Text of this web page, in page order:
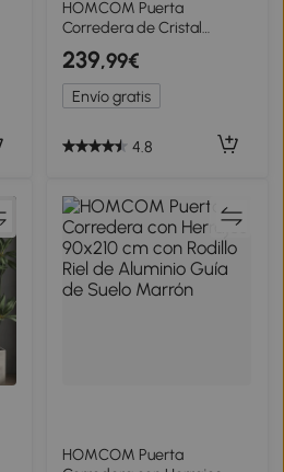
HOMCOM Puerta
Corredera de Cristal
77,5x205 cm Puerta
Corrediza Deslizante con
Riel de Cristal de
Seguridad Translúcido
239,99€
Envío gratis
4.8
HOMCOM Puerta